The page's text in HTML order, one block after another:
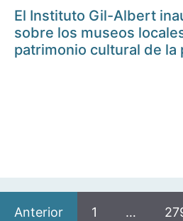
El Instituto Gil-Albert
sobre los museos
patrimonio cultural de la
Anterior 1 …